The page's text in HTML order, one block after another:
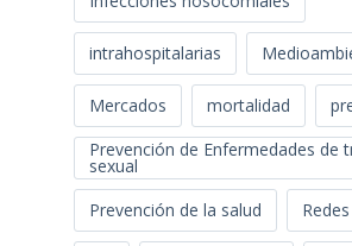
intrahospitalarias
Mercados mortalidad
Prevención de Enfermedades de
sexual
Prevención de la salud